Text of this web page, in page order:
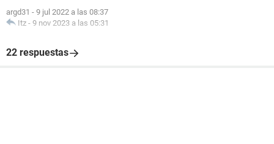
argd31 - 9 jul 2022 a las 08:37
Itz - 9 nov 2023 a las 05:31
22 respuestas